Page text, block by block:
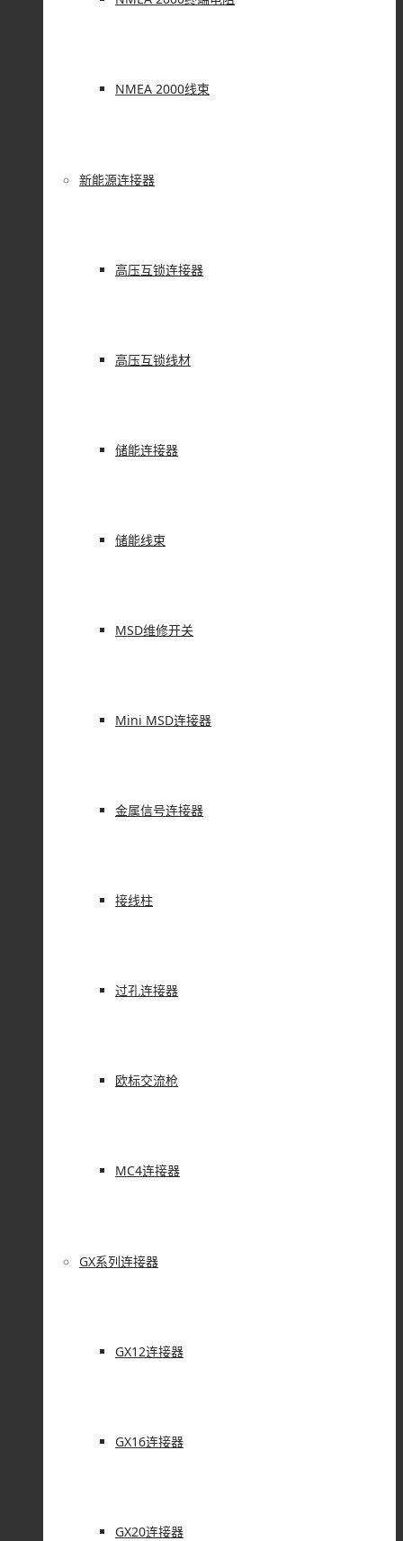
NMEA 2000线束
新能源连接器
高压互锁连接器
高压互锁线材
储能连接器
储能线束
MSD维修开关
Mini MSD连接器
金属信号连接器
接线柱
过孔连接器
欧标交流枪
MC4连接器
GX系列连接器
GX12连接器
GX16连接器
GX20连接器